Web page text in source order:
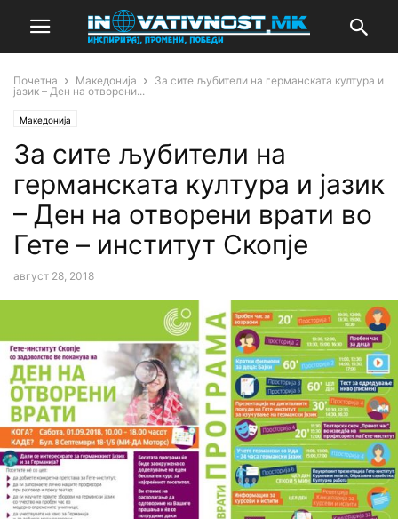
Почетна Македонија
За сите љубители на германската култура и
јазик – Ден на отворени...
Македонија
За сите љубители на
германската култура и јазик
– Ден на отворени врати во
Гете – институт Скопје
август 28, 2018